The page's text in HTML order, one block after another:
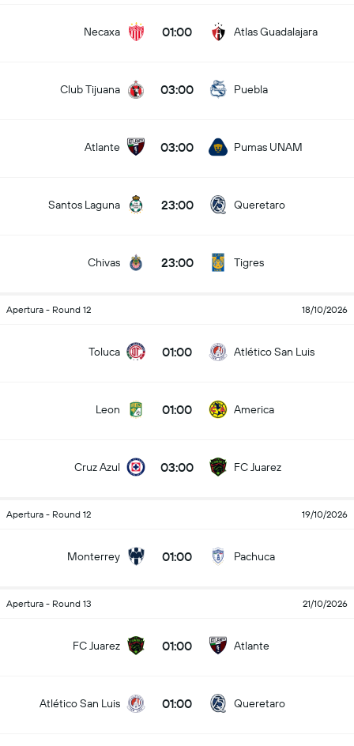
Necaxa 01:00 Atlas Guadalajara
Club Tijuana 03:00 Puebla
Atlante 03:00 Pumas UNAM
Santos Laguna 23:00 Queretaro
Chivas 23:00 Tigres
Apertura - Round 12 18/10/2026
Toluca 01:00 Atlético San Luis
Leon 01:00 America
Cruz Azul 03:00 FC Juarez
Apertura - Round 12 19/10/2026
Monterrey 01:00 Pachuca
Apertura - Round 13 21/10/2026
FC Juarez 01:00 Atlante
Atlético San Luis 01:00 Queretaro